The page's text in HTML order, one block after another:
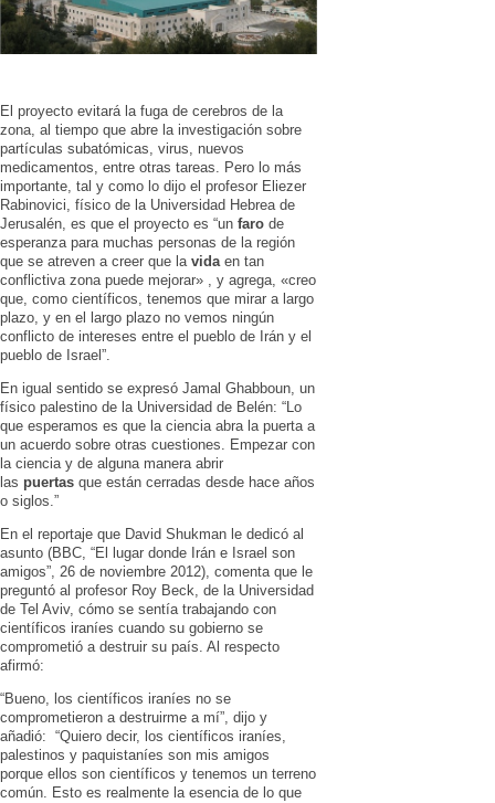
El proyecto evitará la fuga de cerebros de la
zona, al tiempo que abre la investigación sobre
partículas subatómicas, virus, nuevos
medicamentos, entre otras tareas. Pero lo más
importante, tal y como lo dijo el profesor Eliezer
Rabinovici, físico de la Universidad Hebrea de
Jerusalén, es que el proyecto es “un faro de
esperanza para muchas personas de la región
que se atreven a creer que la vidaen tan
conflictiva zona puede mejorar» , y agrega, «creo
que, como científicos, tenemos que mirar a largo
plazo, y en el largo plazo no vemos ningún
conflicto de intereses entre el pueblo de Irán y el
pueblo de Israel”.
En igual sentido se expresó Jamal Ghabboun, un
físico palestino de la Universidad de Belén: “Lo
que esperamos es que la ciencia abra la puerta a
un acuerdo sobre otras cuestiones. Empezar con
la ciencia y de alguna manera abrir
las puertas que están cerradas desde hace años
o siglos.”
En el reportaje que David Shukman le dedicó al
asunto (BBC, “El lugar donde Irán e Israel son
amigos”, 26 de noviembre 2012), comenta que le
preguntó al profesor Roy Beck, de la Universidad
de Tel Aviv, cómo se sentía trabajando con
científicos iraníes cuando su gobierno se
comprometió a destruir su país. Al respecto
afirmó:
“Bueno, los científicos iraníes no se
comprometieron a destruirme a mí”, dijo y
añadió: “Quiero decir, los científicos iraníes,
palestinos y paquistaníes son mis amigos
porque ellos son científicos y tenemos un terreno
común. Esto es realmente la esencia de lo que